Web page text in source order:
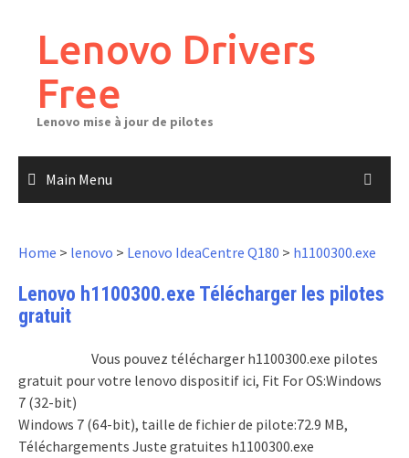
contentLenovo Drivers
Free
Lenovo mise à jour de pilotes
Main Menu
Home > lenovo > Lenovo IdeaCentre Q180 > h1100300.exe
Lenovo h1100300.exe Télécharger les pilotes
gratuit
Vous pouvez télécharger h1100300.exe pilotes
gratuit pour votre lenovo dispositif ici, Fit For OS:Windows
7 (32-bit)
Windows 7 (64-bit), taille de fichier de pilote:72.9 MB,
Téléchargements Juste gratuites h1100300.exe